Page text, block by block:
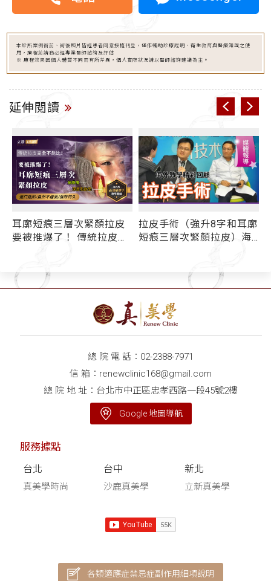
本診所案例術前、術後照片皆經患者同意授權刊登，僅作輔助診療說明、衛生教育與醫療知識之使
用，療程前請務必經專業醫師諮詢及評估
※ 療程效果因個人體質不同而有所差異，個人實際狀況請以醫師諮詢建議為主。
延伸閱讀
耳廓短痕三層次緊顏拉皮
要被推爆了！ 傳統拉皮術
拉皮手術（強升8字和耳廓
短痕三層次緊顏拉皮）海
總 院 電 話： 02-2388-7971
信 箱： renewclinic168@gmail.com
總 院 地 址：台北市中正區忠孝西路一段45號2樓
Google 地圖導航
服務據點
台北
真美學時尚
台中
沙鹿真美學
新北
立新真美學
各類適應症禁忌症副作用細項說明